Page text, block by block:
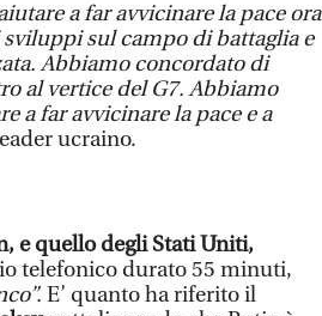
a far avvicinare la pace ora
sul campo di battaglia e
Abbiamo concordato di
al vertice del G7. Abbiamo
a far avvicinare la pace e a
ucraino.
e quello degli Stati Uniti,
telefonico durato 55 minuti,
E’ quanto ha riferito il